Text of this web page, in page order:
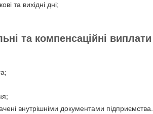
та вихідні дні;
та компенсаційні виплати
внутрішніми документами підприємства.